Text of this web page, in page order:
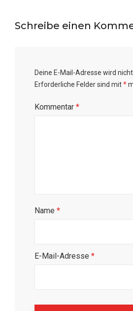
Schreibe einen
Deine E-Mail-Adresse wird
Erforderliche Felder sind mit*
Kommentar *
Name *
E-Mail-Adresse *